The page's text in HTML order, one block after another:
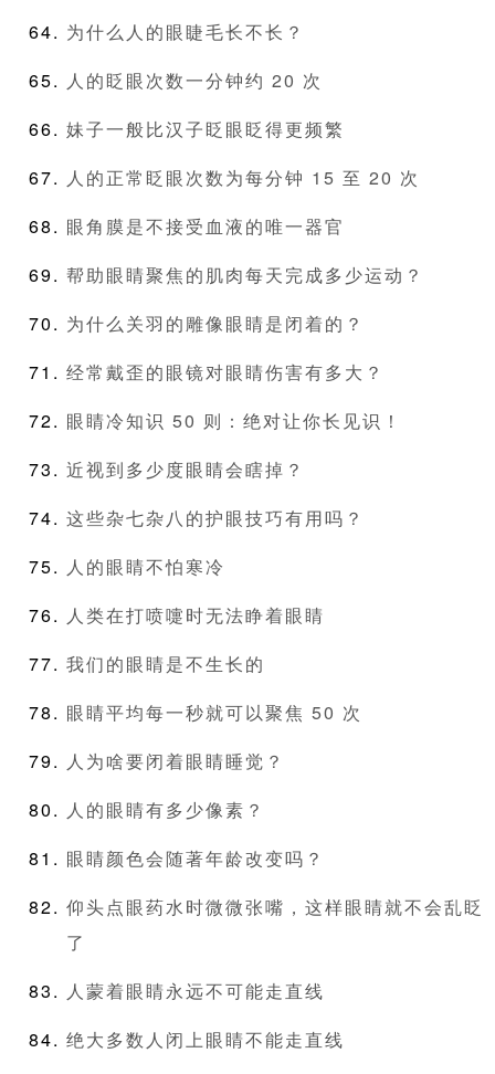
为什么人的眼睫毛长不长？
人的眨眼次数一分钟约 20 次
妹子一般比汉子眨眼眨得更频繁
人的正常眨眼次数为每分钟 15 至 20 次
眼角膜是不接受血液的唯一器官
帮助眼睛聚焦的肌肉每天完成多少运动？
为什么关羽的雕像眼睛是闭着的？
经常戴歪的眼镜对眼睛伤害有多大？
眼睛冷知识 50 则：绝对让你长见识！
近视到多少度眼睛会瞎掉？
这些杂七杂八的护眼技巧有用吗？
人的眼睛不怕寒冷
人类在打喷嚏时无法睁着眼睛
我们的眼睛是不生长的
眼睛平均每一秒就可以聚焦 50 次
人为啥要闭着眼睛睡觉？
人的眼睛有多少像素？
眼睛颜色会随著年龄改变吗？
仰头点眼药水时微微张嘴，这样眼睛就不会乱眨
了
人蒙着眼睛永远不可能走直线
绝大多数人闭上眼睛不能走直线